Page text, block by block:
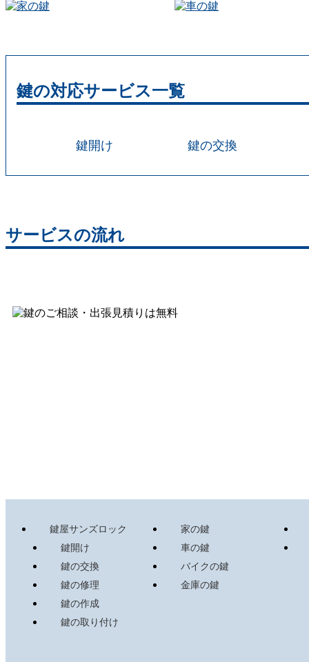
鍵の対応サービス一覧
鍵開け 鍵の交換
サービスの流れ
鍵屋サンズロック
鍵開け
鍵の交換
鍵の修理
鍵の作成
鍵の取り付け
家の鍵
車の鍵
バイクの鍵
金庫の鍵